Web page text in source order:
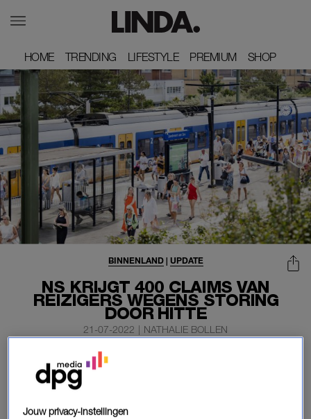
HOME
HOME TRENDING
TRENDING LIFESTYLE
LIFESTYLE PREMIUM
PREMIUM SHOP
SHOP
NS KRIJGT 400 CLAIMS VAN
REIZIGERS WEGENS STORING
DOOR HITTE
BINNENLAND| UPDATE
21-07-2022 | NATHALIE BOLLEN
De Nederlandse Spoorwegen (NS) heeft zo’n
vierhonderd claims gekregen van gedupeerde reizigers
spoortunnel.
Jouw privacy-instellingen